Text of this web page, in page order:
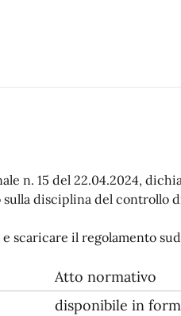
n. 15 del 22.04.2024,
disciplina del controllo
scaricare il regolamento
Atto normativo
disponibile in